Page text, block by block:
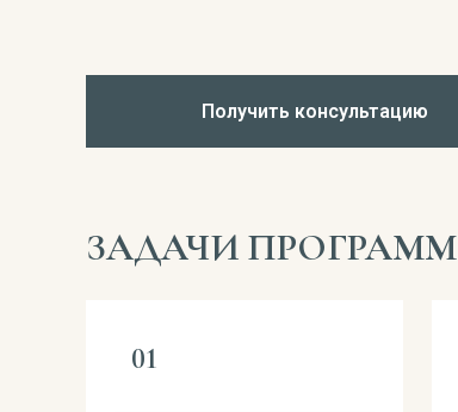
Получить консультацию
ЗАДАЧИ ПРОГРАММ